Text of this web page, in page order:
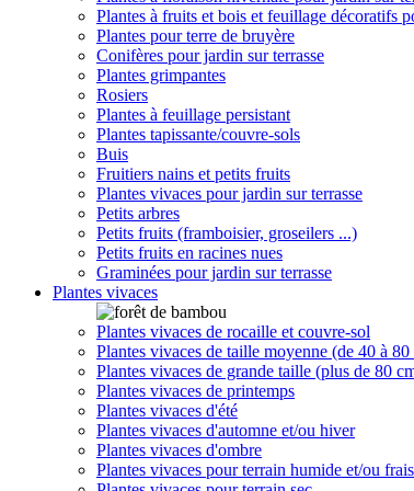
Plantes à fruits et bois et feuillage décoratifs
Plantes pour terre de bruyère
Conifères pour jardin sur terrasse
Plantes grimpantes
Rosiers
Plantes à feuillage persistant
Plantes tapissante/couvre-sols
Buis
Fruitiers nains et petits fruits
Plantes vivaces pour jardin sur terrasse
Petits arbres
Petits fruits (framboisier, groseilers ...)
Petits fruits en racines nues
Graminées pour jardin sur terrasse
Plantes vivaces
Plantes vivaces de rocaille et couvre-sol
Plantes vivaces de taille moyenne (de 40 à 80
Plantes vivaces de grande taille (plus de 80
Plantes vivaces de printemps
Plantes vivaces d'été
Plantes vivaces d'automne et/ou hiver
Plantes vivaces d'ombre
Plantes vivaces pour terrain humide et/ou frais